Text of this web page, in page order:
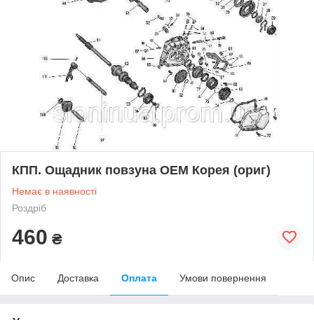
КПП. Ощадник повзуна ОЕМ Корея (ориг)
Немає в наявності
Роздріб
460 ₴
Опис Доставка Оплата Умови повернення